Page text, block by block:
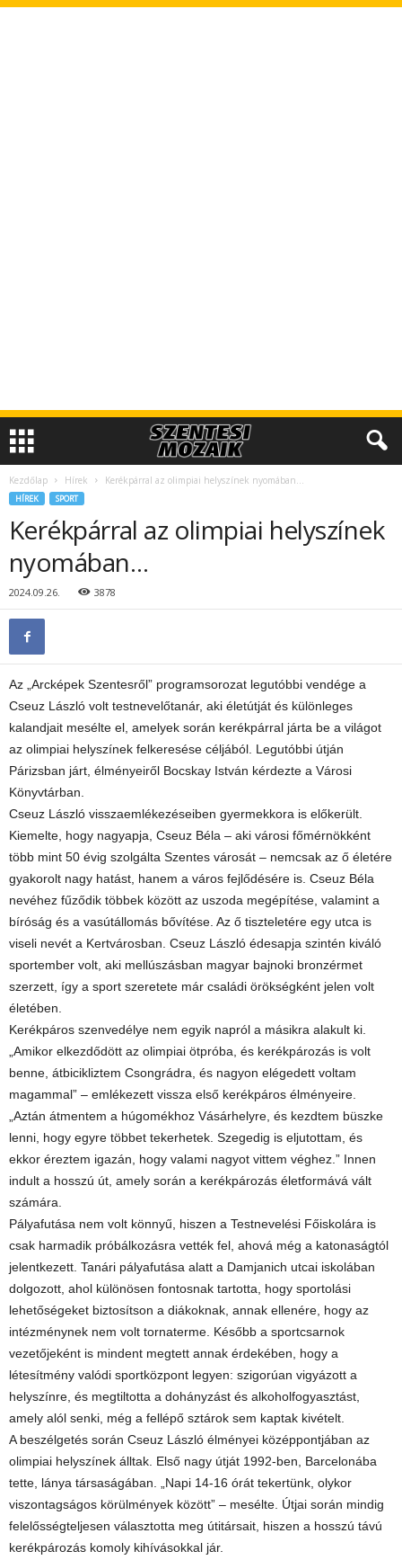
Kezdőlap Hírek Kerékpárral az olimpiai helyszínek nyomában…
HÍREK SPORT
Kerékpárral az olimpiai helyszínek
nyomában…
2024.09.26. 3878
Az „Arcképek Szentesről” programsorozat legutóbbi vendége a
Cseuz László volt testnevelőtanár, aki életútját és különleges
kalandjait mesélte el, amelyek során kerékpárral járta be a világot
az olimpiai helyszínek felkeresése céljából. Legutóbbi útján
Párizsban járt, élményeiről Bocskay István kérdezte a Városi
Könyvtárban.
Cseuz László visszaemlékezéseiben gyermekkora is előkerült.
Kiemelte, hogy nagyapja, Cseuz Béla – aki városi főmérnökként
több mint 50 évig szolgálta Szentes városát – nemcsak az ő életére
gyakorolt nagy hatást, hanem a város fejlődésére is. Cseuz Béla
nevéhez fűződik többek között az uszoda megépítése, valamint a
bíróság és a vasútállomás bővítése. Az ő tiszteletére egy utca is
viseli nevét a Kertvárosban. Cseuz László édesapja szintén kiváló
sportember volt, aki mellúszásban magyar bajnoki bronzérmet
szerzett, így a sport szeretete már családi örökségként jelen volt
életében.
Kerékpáros szenvedélye nem egyik napról a másikra alakult ki.
„Amikor elkezdődött az olimpiai ötpróba, és kerékpározás is volt
benne, átbicikliztem Csongrádra, és nagyon elégedett voltam
magammal” – emlékezett vissza első kerékpáros élményeire.
„Aztán átmentem a húgomékhoz Vásárhelyre, és kezdtem büszke
lenni, hogy egyre többet tekerhetek. Szegedig is eljutottam, és
ekkor éreztem igazán, hogy valami nagyot vittem véghez.” Innen
indult a hosszú út, amely során a kerékpározás életformává vált
számára.
Pályafutása nem volt könnyű, hiszen a Testnevelési Főiskolára is
csak harmadik próbálkozásra vették fel, ahová még a katonaságtól
jelentkezett. Tanári pályafutása alatt a Damjanich utcai iskolában
dolgozott, ahol különösen fontosnak tartotta, hogy sportolási
lehetőségeket biztosítson a diákoknak, annak ellenére, hogy az
intézménynek nem volt tornaterme. Később a sportcsarnok
vezetőjeként is mindent megtett annak érdekében, hogy a
létesítmény valódi sportközpont legyen: szigorúan vigyázott a
helyszínre, és megtiltotta a dohányzást és alkoholfogyasztást,
amely alól senki, még a fellépő sztárok sem kaptak kivételt.
A beszélgetés során Cseuz László élményei középpontjában az
olimpiai helyszínek álltak. Első nagy útját 1992-ben, Barcelonába
tette, lánya társaságában. „Napi 14-16 órát tekertünk, olykor
viszontagságos körülmények között” – mesélte. Útjai során mindig
felelősségteljesen választotta meg útitársait, hiszen a hosszú távú
kerékpározás komoly kihívásokkal jár.